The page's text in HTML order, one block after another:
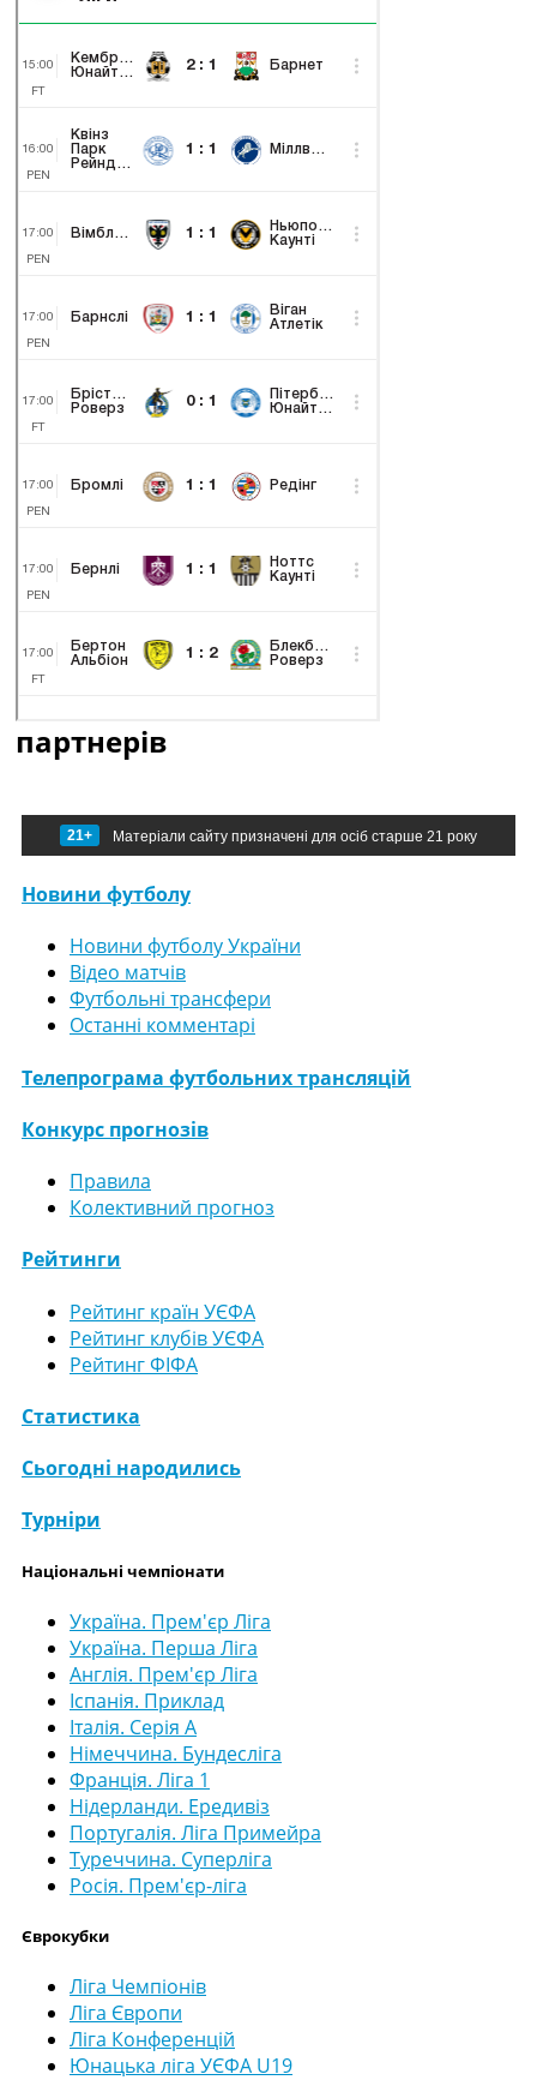
партнерів
21+ Матеріали сайту призначені для осіб старше 21 року
Новини футболу
Новини футболу України
Відео матчів
Футбольні трансфери
Останні комментарі
Телепрограма футбольних трансляцій
Конкурс прогнозів
Правила
Колективний прогноз
Рейтинги
Рейтинг країн УЄФА
Рейтинг клубів УЄФА
Рейтинг ФІФА
Статистика
Сьогодні народились
Турніри
Національні чемпіонати
Україна. Прем'єр Ліга
Україна. Перша Ліга
Англія. Прем'єр Ліга
Іспанія. Приклад
Італія. Серія А
Німеччина. Бундесліга
Франція. Ліга 1
Нідерланди. Ередивіз
Португалія. Ліга Примейра
Туреччина. Суперліга
Росія. Прем'єр-ліга
Єврокубки
Ліга Чемпіонів
Ліга Європи
Ліга Конференцій
Юнацька ліга УЄФА U19